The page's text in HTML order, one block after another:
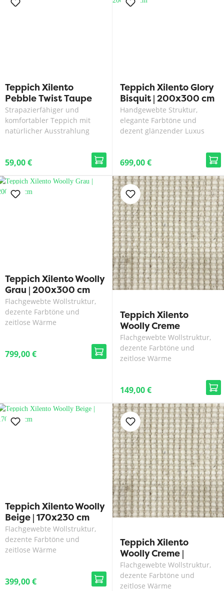
Teppich Xilento
Pebble Twist Taupe
Strapazierfähiger und
komfortabler Teppich mit
natürlicher Ausstrahlung
59,00 €
Teppich Xilento Glory
Bisquit | 200x300 cm
Handgewebte Struktur,
elegante Farbtöne und
dezent glänzender Luxus
699,00 €
Teppich Xilento Woolly
Grau | 200x300 cm
Flachgewebte Wollstruktur,
dezente Farbtöne und
zeitlose Wärme
799,00 €
Teppich Xilento
Woolly Creme
Flachgewebte Wollstruktur,
dezente Farbtöne und
zeitlose Wärme
149,00 €
Teppich Xilento Woolly
Beige | 170x230 cm
Flachgewebte Wollstruktur,
dezente Farbtöne und
zeitlose Wärme
399,00 €
Teppich Xilento
Woolly Creme |
200x300 cm
Flachgewebte Wollstruktur,
dezente Farbtöne und
zeitlose Wärme